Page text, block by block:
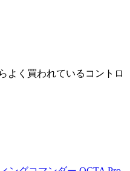
よく買われているコントロ